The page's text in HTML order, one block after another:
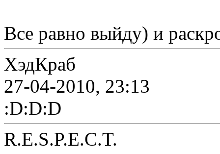
Все равно выйду) и
ХэдКраб
27-04-2010, 23:13
:D:D:D
R.E.S.P.E.C.T.